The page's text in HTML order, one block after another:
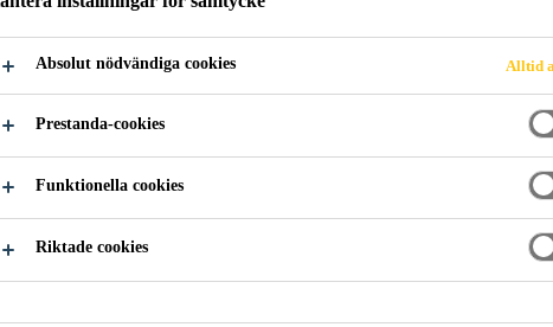
SAID, JAKARTA, INDONESIA
Absolut nödvändiga cookies Alltid
Prestanda-cookies
Funktionella cookies
Riktade cookies